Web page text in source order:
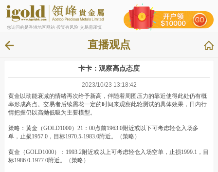
您访问的是香港地区网站 投资有风险 交易需谨慎
直播观点
卡卡：观察高点态度
2023/10/23 13:18:42
黄金以动能衰减的情绪再次给予新高，伴随着周图压力的靠近使得此处仍有概
率形成高点。交易者后续需花一定的时间来观察此轮测试的具体效果，日内行
情把握仍以高抛低吸为主要模型。
策略：黄金（GOLD1000）21：00点前1963.0附近或以下可考虑轻仓入场多
单，止损1957.0，目标1970.5-1983.0附近。（策略）
黄金（GOLD1000）：1993.2附近或以上可考虑轻仓入场空单，止损1999.1，目
标1986.0-1977.0附近。（策略）